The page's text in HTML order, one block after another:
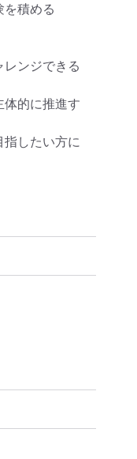
積める
ンジできる
的に推進す
したい方に